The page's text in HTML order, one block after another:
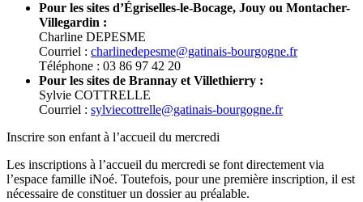
Pour les sites d’Égriselles-le-Bocage, Jouy ou Montacher-
Villegardin :
Charline DEPESME
Courriel : charlinedepesme@gatinais-bourgogne.fr
Téléphone : 03 86 97 42 20
Pour les sites de Brannay et Villethierry :
Sylvie COTTRELLE
Courriel : sylviecottrelle@gatinais-bourgogne.fr
Inscrire son enfant à l’accueil du mercredi
Les inscriptions à l’accueil du mercredi se font directement via
l’espace famille iNoé. Toutefois, pour une première inscription, il est
nécessaire de constituer un dossier au préalable.